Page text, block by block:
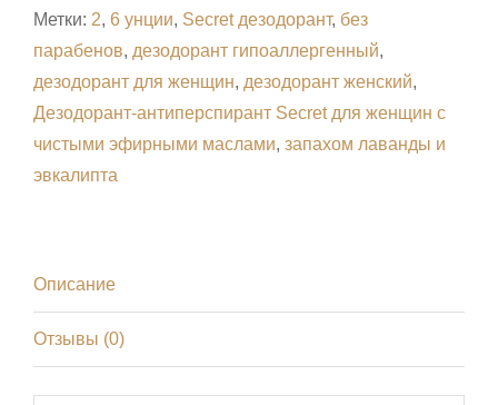
Метки: 2, 6 унции, Secret дезодорант, без
парабенов, дезодорант гипоаллергенный,
дезодорант для женщин, дезодорант женский,
Дезодорант-антиперспирант Secret для женщин с
чистыми эфирными маслами, запахом лаванды и
эвкалипта
Описание
Отзывы (0)